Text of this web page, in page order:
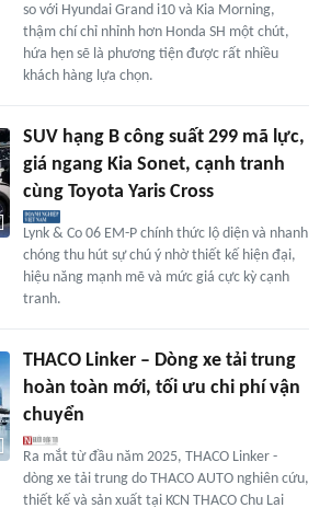
so với Hyundai Grand i10 và Kia Morning,
thậm chí chỉ nhỉnh hơn Honda SH một chút,
hứa hẹn sẽ là phương tiện được rất nhiều
khách hàng lựa chọn.
SUV hạng B công suất 299 mã lực,
giá ngang Kia Sonet, cạnh tranh
cùng Toyota Yaris Cross
Lynk & Co 06 EM-P chính thức lộ diện và nhanh
chóng thu hút sự chú ý nhờ thiết kế hiện đại,
hiệu năng mạnh mẽ và mức giá cực kỳ cạnh
tranh.
THACO Linker – Dòng xe tải trung
hoàn toàn mới, tối ưu chi phí vận
chuyển
Ra mắt từ đầu năm 2025, THACO Linker -
dòng xe tải trung do THACO AUTO nghiên cứu,
thiết kế và sản xuất tại KCN THACO Chu Lai